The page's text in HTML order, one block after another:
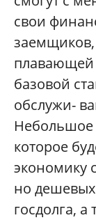
свои
плавающей
базовой
обслужи-
Небольшое
которое
экономику
но дешевых
госдолга, а